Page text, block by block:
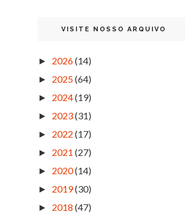
VISITE NOSSO ARQUIVO
► 2026(14)
► 2025(64)
► 2024(19)
► 2023(31)
► 2022 (17)
► 2021 (27)
► 2020(14)
► 2019(30)
► 2018 (47)